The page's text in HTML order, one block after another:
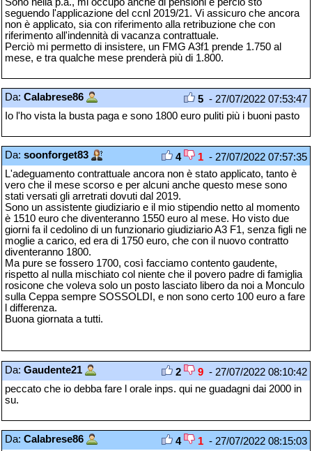
seguendo l'applicazione del ccnl 2019/21. Vi assicuro che ancora
non è applicato, sia con riferimento alla retribuzione che con
riferimento all'indennità di vacanza contrattuale.
Perciò mi permetto di insistere, un FMG A3f1 prende 1.750 al
mese, e tra qualche mese prenderà più di 1.800.
Da: Calabrese86 5 - 27/07/2022 07:53:47
Io l'ho vista la busta paga e sono 1800 euro puliti più i buoni pasto
Da: soonforget83 4 1 - 27/07/2022 07:57:35
L'adeguamento contrattuale ancora non è stato applicato, tanto è
vero che il mese scorso e per alcuni anche questo mese sono
stati versati gli arretrati dovuti dal 2019.
Sono un assistente giudiziario e il mio stipendio netto al momento
è 1510 euro che diventeranno 1550 euro al mese. Ho visto due
giorni fa il cedolino di un funzionario giudiziario A3 F1, senza figli ne
moglie a carico, ed era di 1750 euro, che con il nuovo contratto
diventeranno 1800.
Ma pure se fossero 1700, così facciamo contento gaudente,
rispetto al nulla mischiato col niente che il povero padre di famiglia
rosicone che voleva solo un posto lasciato libero da noi a Monculo
sulla Ceppa sempre SOSSOLDI, e non sono certo 100 euro a fare
l differenza.
Buona giornata a tutti.
Da: Gaudente21 2 9 - 27/07/2022 08:10:42
peccato che io debba fare l orale inps. qui ne guadagni dai 2000 in
su.
Da: Calabrese86 4 1 - 27/07/2022 08:15:03